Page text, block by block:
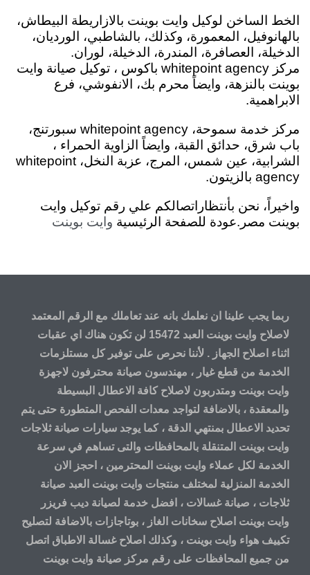
الخط الساخن لوكيل وايت بوينت بالازاريطة البيطاش،
بالهانوفيل، المعمورة، وكذلك، بالشاطبي، الورديان،
الدخيلة، العصافرة، المندرة، الدخيلة، لوران.
مركز whitepoint agency باكوس ، توكيل صيانة وايت
بوينت بالنزهة، وايضاً محرم بك، الانفوشي، فرع
الابراهمية.
مركز خدمة سموحة، whitepoint agency سبورتنج،
باب شرق، حدائق القبة، وايضاً الزاوية الحمراء ،
الشرابية، عين شمس، المرج، عزبة النخل، whitepoint
agency بالزيتون.
واخيراً، نحن بأنتظاراتصالكم علي رقم توكيل وايت
بوينت مصر.عودة للصفحة الرئيسية وايت بوينت
ربما يجب علينا ان نعلمك بانه عند تعاملك مع الرقم المعتمد
لاصلاح وايت بوينت العبد 15472 لن تكون هناك اي عقبات
اثناء اصلاح الجهاز . لأننا نحرص على توفير كل مستلزمات
الخدمة من قطع غيار ، مهندسون صيانة محترفون لاجهزة
وايت بوينت ومتدربون لاصلاح كافة الاعطال البسيطة
والمعقدة ، بالاضافة لتواجد معدات الفحص المتطورة حتى يتم
تحديد الاعطال بمنتهي الدقة ، كما يوجد سيارات صيانة ثلاجات
وايت بوينت المتنقلة بالمحافظات والتى تساهم في سرعة
الخدمة لكل عملاء وايت بوينت المحترمين ، احجز الان
الخدمة المنزلية لمختلف منتجات وايت بوينت العبد صيانة
ثلاجات ، صيانة غسالات ، افضل خدمة لصيانة ديب فريزر
وايت بوينت اصلاح سخانات الغاز ، بوتاجازات بالاضافة لتصليح
تكييف هواء وايت بوينت ، وكذلك اصلاح غسالة الاطباق اتصل
من جميع المحافظات على رقم مركز صيانة وايت بوينت